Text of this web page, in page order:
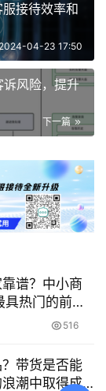
接待效率和
04-23 17:50
风险，提升
下一篇
谱？中小商
热门的前三
516
带货是否能
潮中取得成